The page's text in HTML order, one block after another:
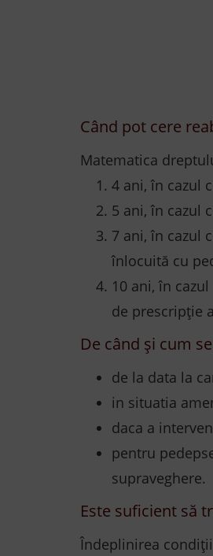
Când pot cere
Matematica
4 ani, în cazul
5 ani, în cazul
7 ani, în cazul
înlocuită cu
10 ani, în
de prescripție
De când și cum
de la data la
in situatia
daca a
pentru
supraveghere.
Este suficient să
Îndeplinirea